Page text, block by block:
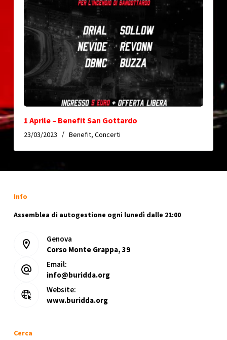
1 Aprile – Benefit San Gottardo
23/03/2023 Benefit, Concerti
Info
Assemblea di autogestione ogni lunedì dalle 21:00
Genova
Corso Monte Grappa, 39
Email:
info@buridda.org
Website:
www.buridda.org
Cerca